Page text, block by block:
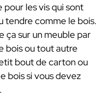
pour les vis qui sont
tendre comme le bois.
ça sur un meuble par
bois ou tout autre
bout de carton ou
bois si vous devez